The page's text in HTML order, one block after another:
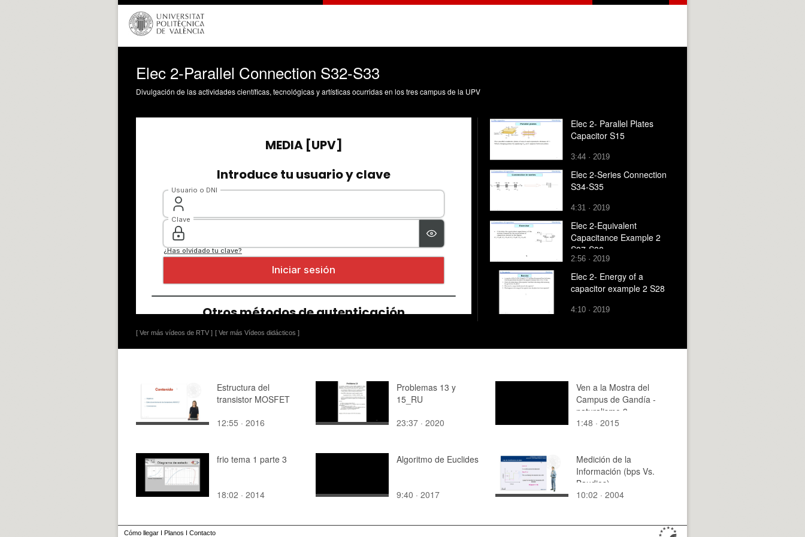
Elec 2-Parallel Connection S32-S33
Divulgación de las actividades científicas, tecnológicas y artísticas ocurridas en los tres campus de la UPV
[ Ver más vídeos de RTV ] [ Ver más Vídeos didácticos ]
Elec 2- Parallel Plates
Capacitor S15
3:44 · 2019
Elec 2-Series Connection
S34-S35
4:31 · 2019
Elec 2-Equivalent
Capacitance Example 2
S37-S38
2:56 · 2019
Elec 2- Energy of a
capacitor example 2 S28
4:10 · 2019
Estructura del
transistor MOSFET
12:55 · 2016
Problemas 13 y
15_RU
23:37 · 2020
Ven a la Mostra del
Campus de Gandía -
naturalismo 3
1:48 · 2015
frio tema 1 parte 3
18:02 · 2014
Algoritmo de Euclides
9:40 · 2017
Medición de la
Información (bps Vs.
Baudios)
10:02 · 2004
Cómo llegar I Planos I Contacto